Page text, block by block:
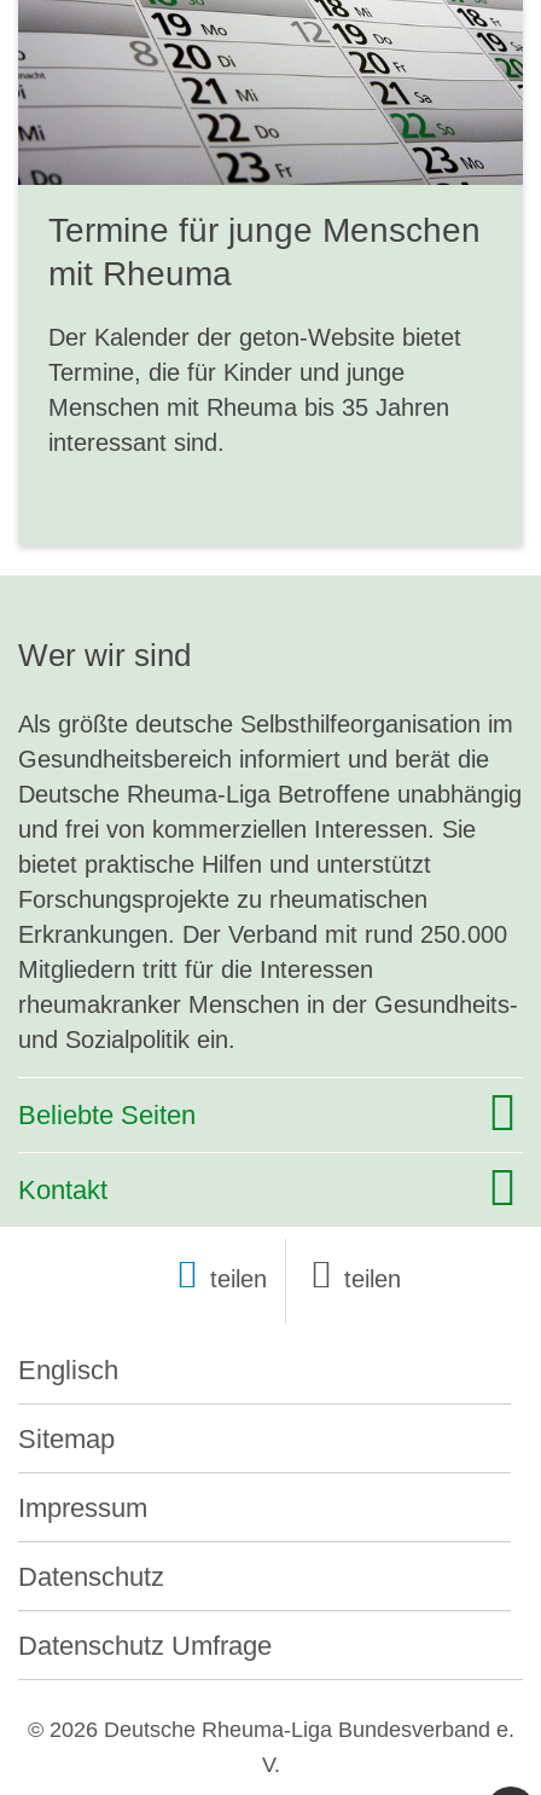
Termine für junge Menschen
mit Rheuma
Der Kalender der geton-Website bietet
Termine, die für Kinder und junge
Menschen mit Rheuma bis 35 Jahren
interessant sind.
Wer wir sind
Als größte deutsche Selbsthilfeorganisation im
Gesundheitsbereich informiert und berät die
Deutsche Rheuma-Liga Betroffene unabhängig
und frei von kommerziellen Interessen. Sie
bietet praktische Hilfen und unterstützt
Forschungsprojekte zu rheumatischen
Erkrankungen. Der Verband mit rund 250.000
Mitgliedern tritt für die Interessen
rheumakranker Menschen in der Gesundheits-
und Sozialpolitik ein.
Beliebte Seiten
Kontakt
teilen
© 2026 Deutsche Rheuma-Liga Bundesverband e.
V.
Englisch
Sitemap
Impressum
Datenschutz
Datenschutz Umfrage